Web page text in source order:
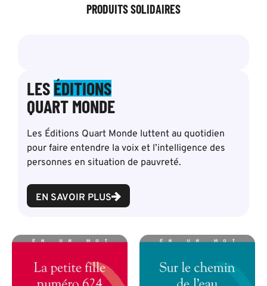
PRODUITS SOLIDAIRES
LESÉDITIONS
QUART MONDE
Les Éditions Quart Monde luttent au quotidien
pour faire entendre la voix et l’intelligence des
personnes en situation de pauvreté.
EN SAVOIR PLUS